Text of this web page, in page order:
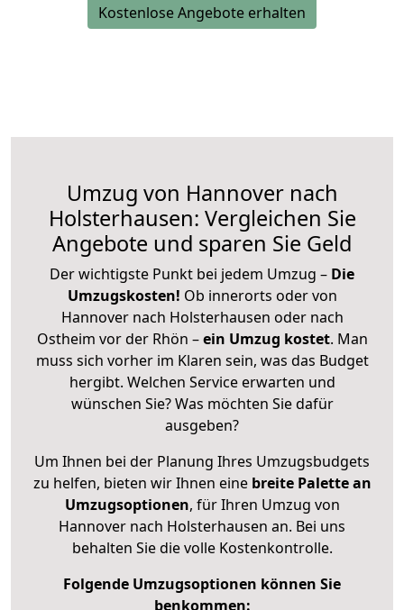
Kostenlose Angebote erhalten
Umzug von Hannover nach
Holsterhausen: Vergleichen Sie
Angebote und sparen Sie Geld
Der wichtigste Punkt bei jedem Umzug – Die
Umzugskosten! Ob innerorts oder von
Hannover nach Holsterhausen oder nach
Ostheim vor der Rhön –ein Umzug kostet. Man
muss sich vorher im Klaren sein, was das Budget
hergibt. Welchen Service erwarten und
wünschen Sie? Was möchten Sie dafür
ausgeben?
Um Ihnen bei der Planung Ihres Umzugsbudgets
zu helfen, bieten wir Ihnen eine breite Palette an
Umzugsoptionen, für Ihren Umzug von
Hannover nach Holsterhausen an. Bei uns
behalten Sie die volle Kostenkontrolle.
Folgende Umzugsoptionen können Sie
benkommen: